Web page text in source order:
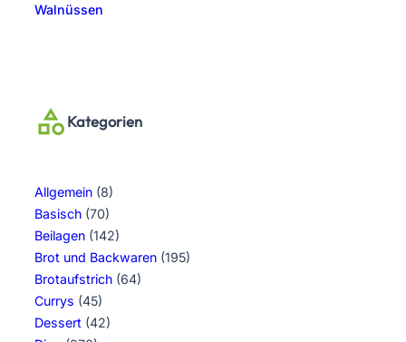
Walnüssen
Kategorien
Allgemein (8)
Basisch (70)
Beilagen (142)
Brot und Backwaren (195)
Brotaufstrich (64)
Currys (45)
Dessert (42)